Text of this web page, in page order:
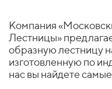
Компания
Лестницы»
образную лестницу
изготовленную по
нас вы найдете